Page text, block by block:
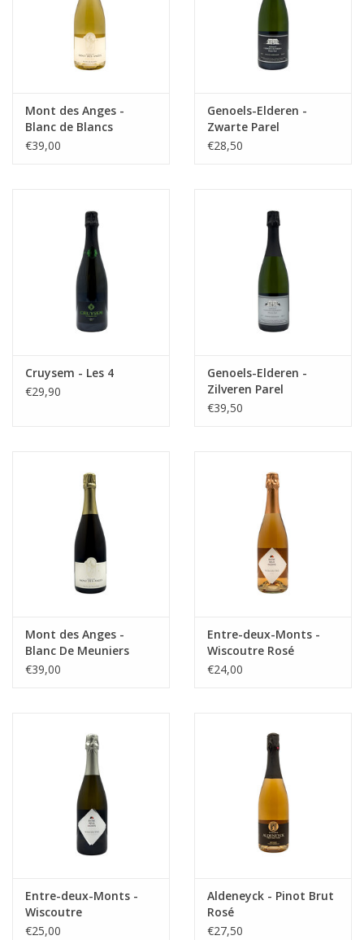
Mont des Anges -
Blanc de Blancs
€39,00
Genoels-Elderen -
Zwarte Parel
€28,50
Cruysem - Les 4
€29,90
Genoels-Elderen -
Zilveren Parel
€39,50
Mont des Anges -
Blanc De Meuniers
€39,00
Entre-deux-Monts -
Wiscoutre Rosé
€24,00
Entre-deux-Monts -
Wiscoutre
€25,00
Aldeneyck - Pinot Brut
Rosé
€27,50